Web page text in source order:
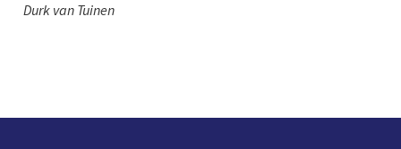
Durk van Tuinen